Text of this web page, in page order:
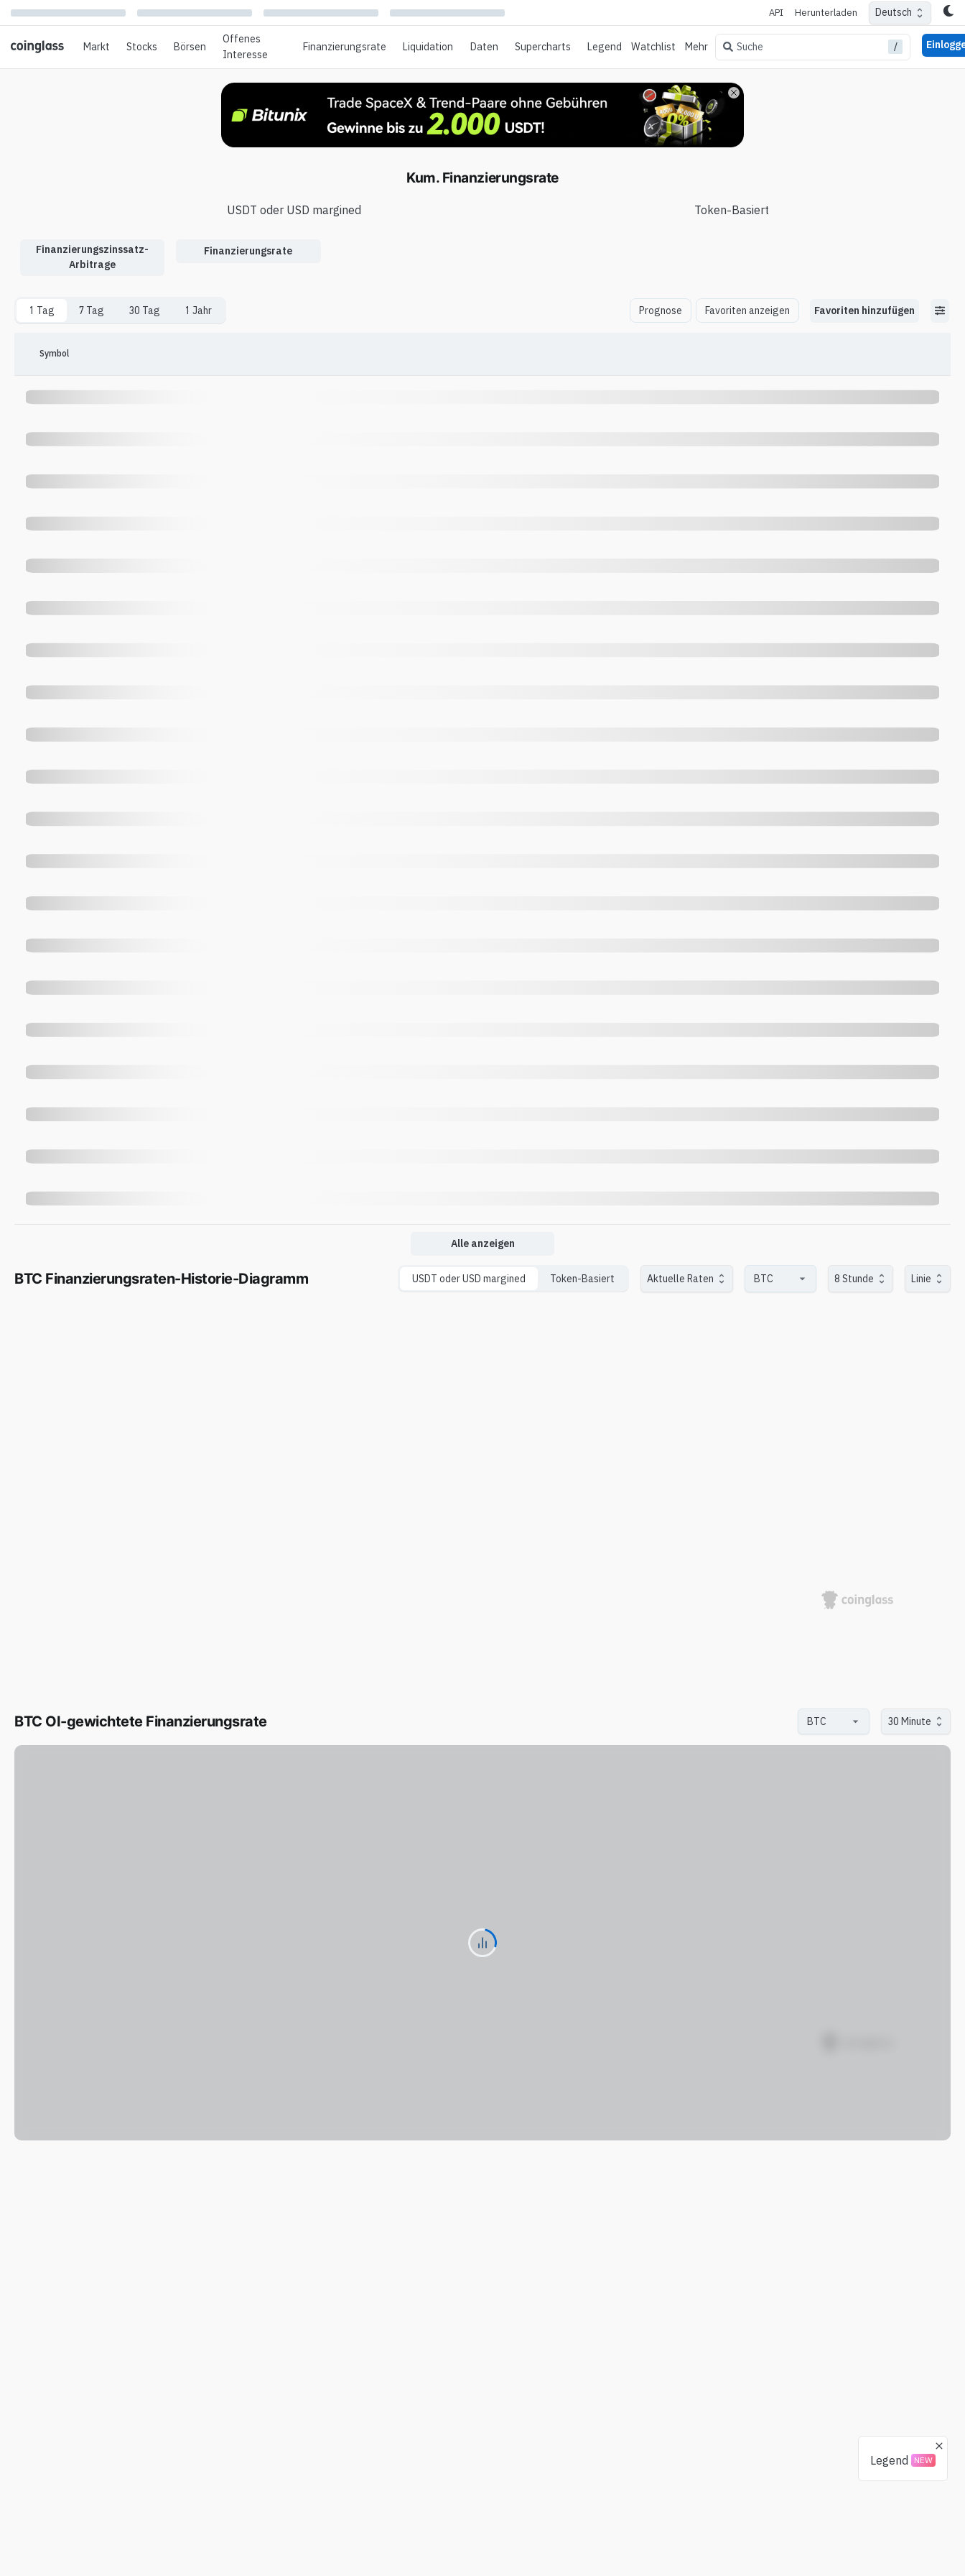
Legend NEW
API Herunterladen Deutsch
Markt Stocks Börsen
Offenes
Interesse
Finanzierungsrate Liquidation Daten Supercharts Legend Watchlist Mehr Suche /
Kum. Finanzierungsrate
USDT oder USD margined Token-Basiert
Finanzierungszinssatz-
Arbitrage
Finanzierungsrate
1 Tag 7 Tag 30 Tag 1 Jahr Prognose Favoriten anzeigen Favoriten hinzufügen
Symbol
Alle anzeigen
BTC Finanzierungsraten-Historie-Diagramm USDT oder USD margined Token-Basiert Aktuelle Raten 8 Stunde Linie
BTC OI-gewichtete Finanzierungsrate 30 Minute